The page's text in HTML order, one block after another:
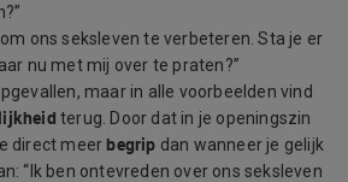
ons seksleven te verbeteren. Sta je er
nu met mij over te praten?”
maar in alle voorbeelden vind
terug. Door dat in je openingszin
direct meerbegrip dan wanneer je gelijk
“Ik ben ontevreden over ons seksleven